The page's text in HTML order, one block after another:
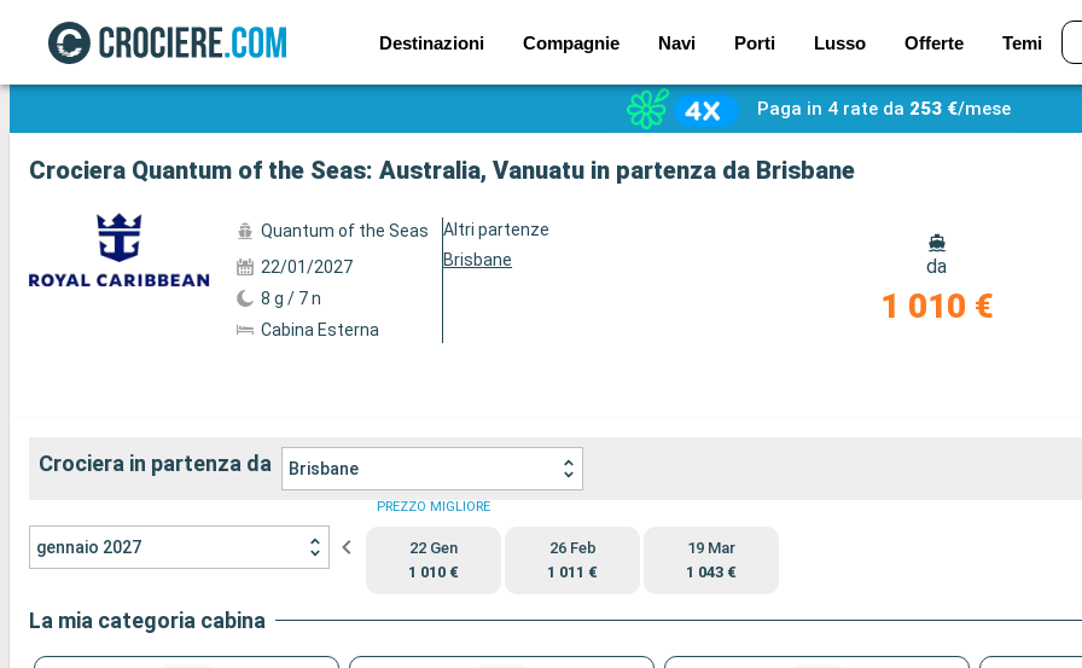
Destinazioni Compagnie Navi Porti Lusso Offerte Temi
Mostra le altre 93 foto
Paga in 4 rate da 253 €/mese
Crociera Quantum of the Seas: Australia, Vanuatu in partenza da Brisbane
Quantum of the Seas
22/01/2027
8 g / 7 n
Cabina Esterna
Altri partenze
Brisbane
da
1 010 €
Crociera in partenza da Brisbane
gennaio 2027
PREZZO MIGLIORE
22 Gen
1 010 €
26 Feb
1 011 €
19 Mar
1 043 €
La mia categoria cabina